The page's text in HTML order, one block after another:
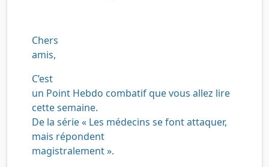
Chers
amis,
C’est
un Point Hebdo combatif que vous allez lire
cette semaine.
De la série « Les médecins se font attaquer,
mais répondent
magistralement ».